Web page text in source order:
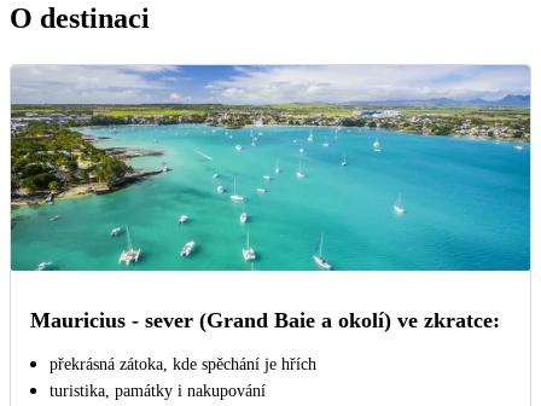
O destinaci
Mauricius - sever (Grand Baie a okolí) ve zkratce:
překrásná zátoka, kde spěchání je hřích
turistika, památky i nakupování